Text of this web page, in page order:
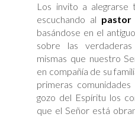
Los invito a
escuchando al pastor
basándose en el
sobre las
mismas que nuestro
en compañía de su
primeras
gozo del Espíritu los
que el Señor está